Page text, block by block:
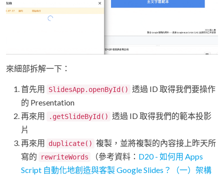
來細部拆解一下：
首先用 SlidesApp.openById() 透過 ID 取得我們要操作
的 Presentation
再來用
.getSlideById() 透過 ID 取得我們的範本投影
片
再來用
duplicate() 複製，並將複製的內容接上昨天所
寫的
rewriteWords （參考資料： D20 - 如何用 Apps
Script 自動化地創造與客製 Google Slides？（一）架構